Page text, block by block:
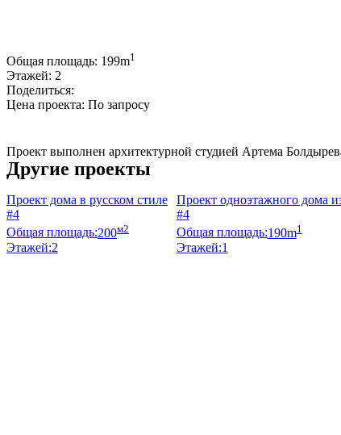
Общая площадь: 199m1
Этажей: 2
Поделиться:
Цена проекта: По запросу
Проект выполнен архитектурной студией Артема
Другие проекты
Проект дома в русском стиле
#4
Общая площадь:200м2
Этажей:2
Проект одноэтажного дома
#4
Общая площадь:190m1
Этажей:1